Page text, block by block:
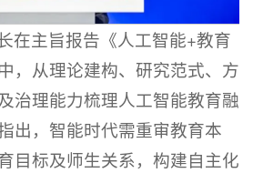
在主旨报告《人工智能+教育
，从理论建构、研究范式、方
治理能力梳理人工智能教育融
出，智能时代需重审教育本
目标及师生关系，构建自主化